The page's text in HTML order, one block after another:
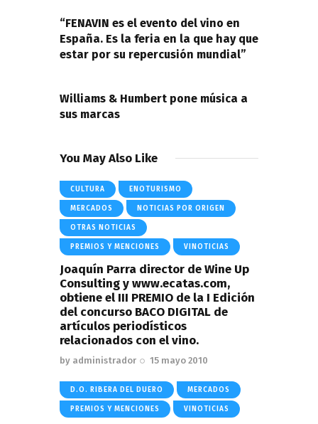
entradas
“FENAVIN es el evento del vino en
España. Es la feria en la que hay que
estar por su repercusión mundial”
Williams & Humbert pone música a
sus marcas
You May Also Like
CULTURA ENOTURISMO
MERCADOS NOTICIAS POR ORIGEN
OTRAS NOTICIAS
PREMIOS Y MENCIONES VINOTICIAS
Joaquín Parra director de Wine Up
Consulting y www.ecatas.com,
obtiene el III PREMIO de la I Edición
del concurso BACO DIGITAL de
artículos periodísticos
relacionados con el vino.
by administrador 15 mayo 2010
D.O. RIBERA DEL DUERO MERCADOS
PREMIOS Y MENCIONES VINOTICIAS